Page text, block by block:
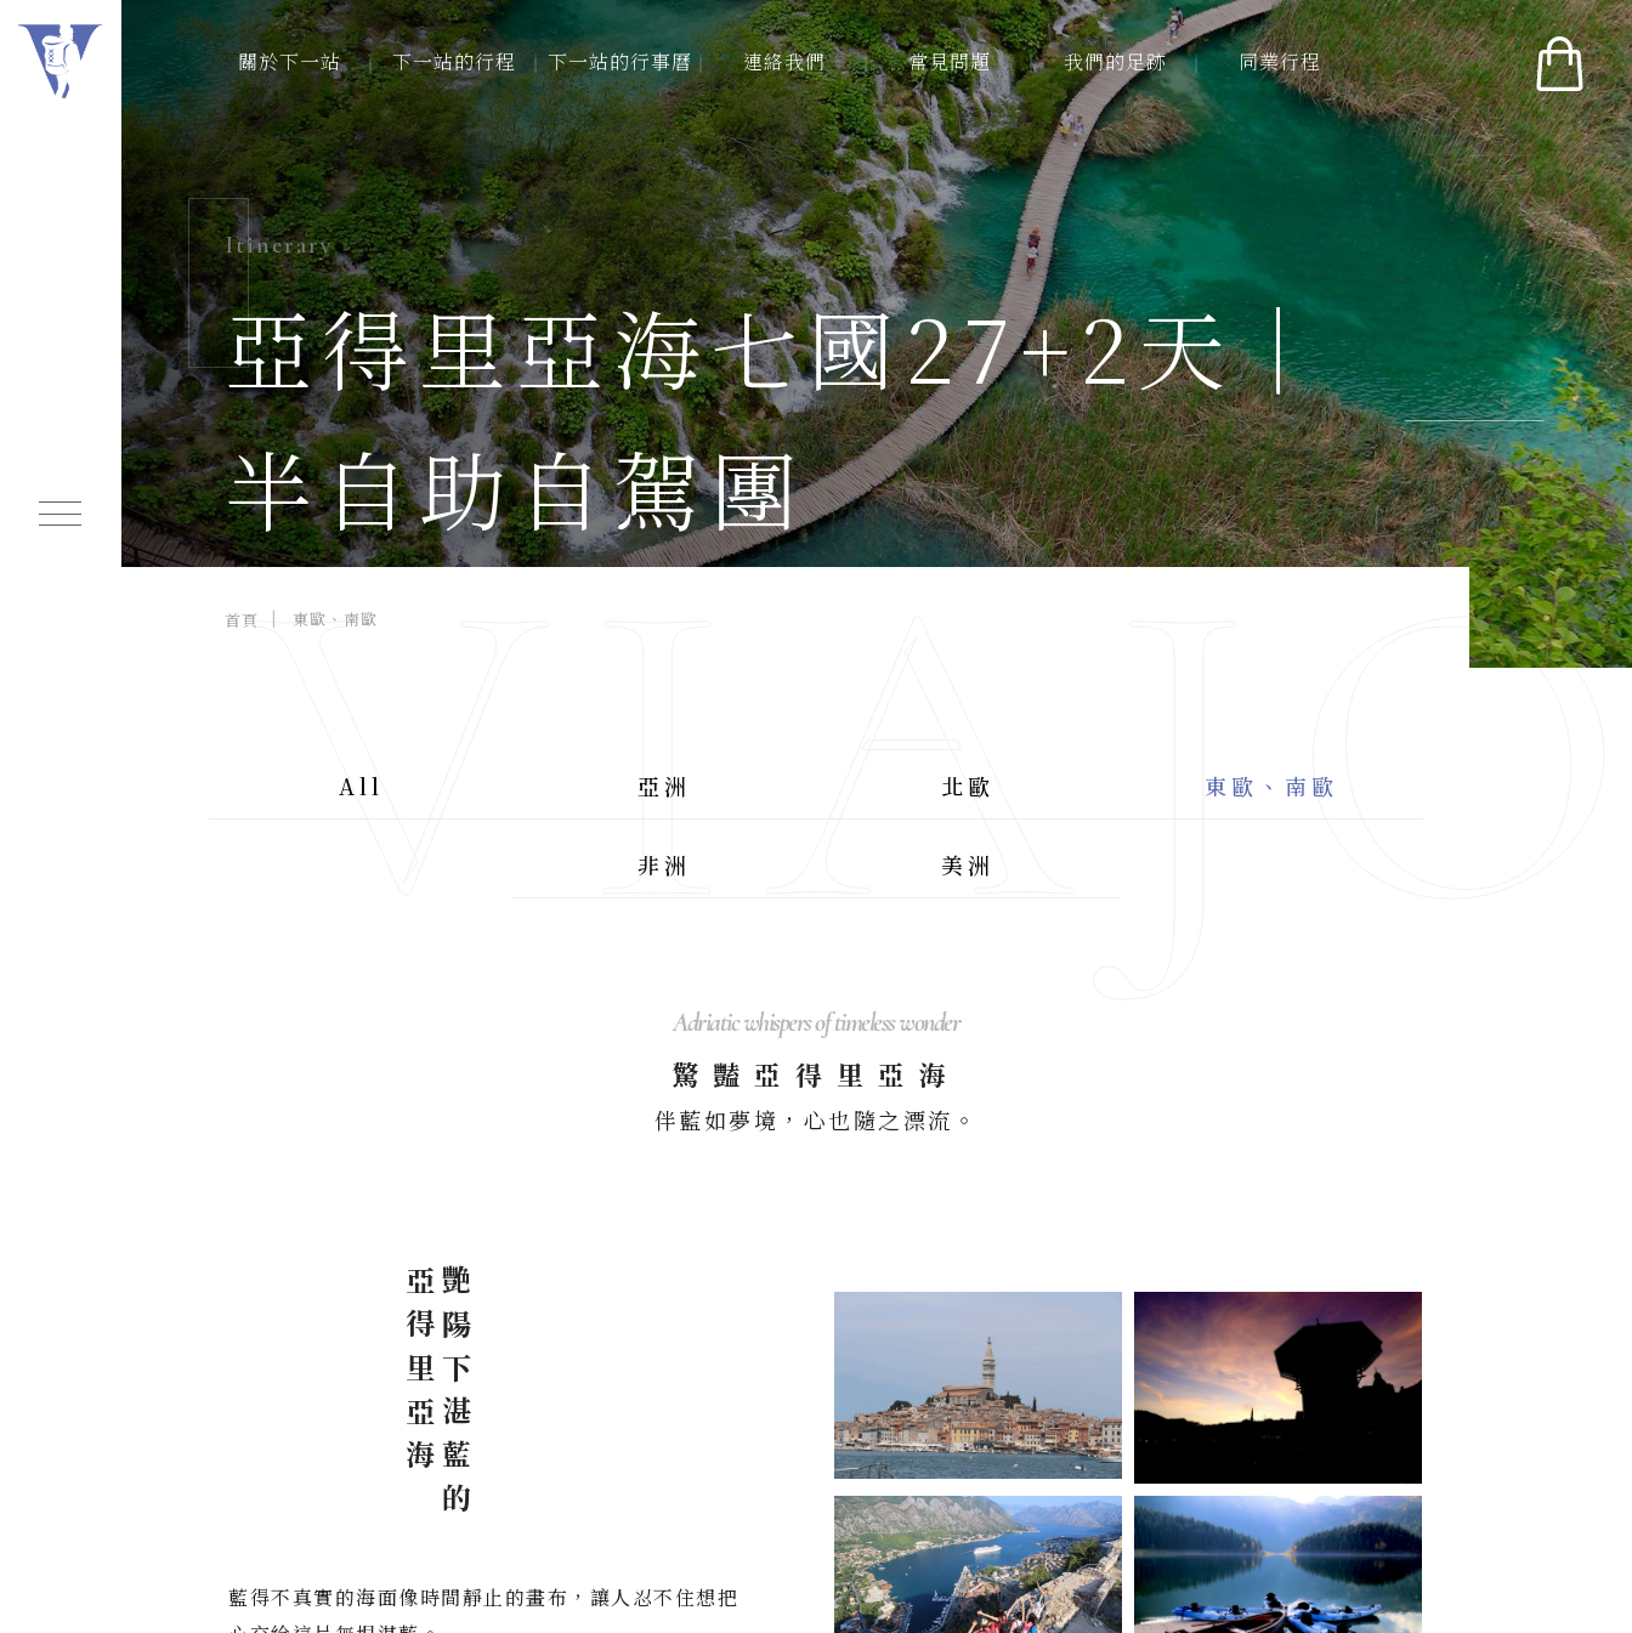
關於下一站
關於下一站
下一站的行程
下一站的行程
下一站的行事曆
下一站的行事曆
連絡我們
連絡我們
常見問題
常見問題
我們的足跡
我們的足跡
同業行程
同業行程
關於下一站
下一站的行程
下一站的行事曆
連絡我們
常見問題
我們的足跡
同業行程
Itinerary
亞得里亞海七國27+2天｜
半自助自駕團
首頁 東歐、南歐
All 亞洲 北歐 東歐、南歐
非洲 美洲
Adriatic whispers of timeless wonder
驚豔亞得里亞海
伴藍如夢境，心也隨之漂流。
艷
陽
下
湛
藍
的
亞
得
里
亞
海
藍得不真實的海面像時間靜止的畫布，讓人忍不住想把